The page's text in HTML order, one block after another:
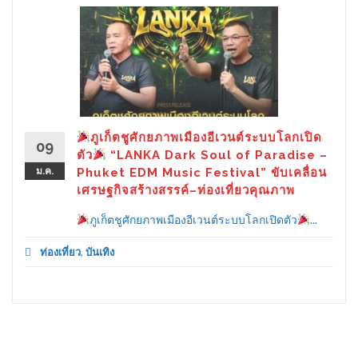
09
ม.ค.
ภูเก็ตชูศักยภาพเมืองอีเวนต์ระบบโลกเปิด
ตัว
“LANKA Dark Soul of Paradise –
Phuket EDM Music Festival” ขับเคลื่อน
เศรษฐกิจสร้างสรรค์–ท่องเที่ยวคุณภาพ
ภูเก็ตชูศักยภาพเมืองอีเวนต์ระบบโลกเปิดตัว ...
ท่องเที่ยว, บันเทิง